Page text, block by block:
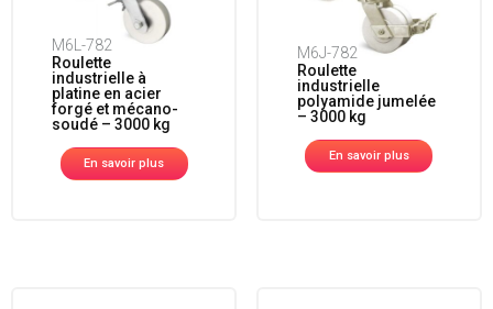
M6L-782
Roulette
industrielle à
platine en acier
forgé et mécano-
soudé – 3000 kg
En savoir plus
M6J-782
Roulette
industrielle
polyamide jumelée
– 3000 kg
En savoir plus